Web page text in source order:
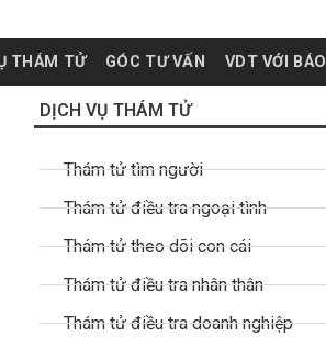
THÁM TỬ GÓC TƯ VẤN VDT VỚI BÁO
DỊCH VỤ THÁM TỬ
Thám tử tìm người
Thám tử điều tra ngoại tình
Thám tử theo dõi con cái
Thám tử điều tra nhân thân
Thám tử điều tra doanh nghiệp